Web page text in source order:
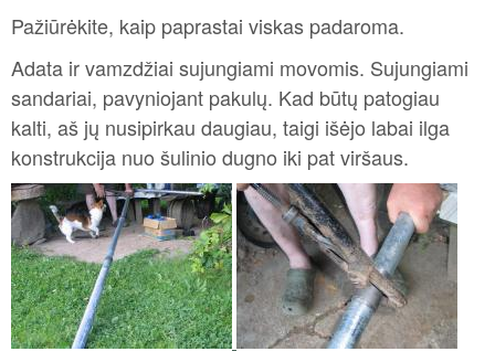
Pažiūrėkite, kaip paprastai viskas padaroma.
Adata ir vamzdžiai sujungiami movomis. Sujungiami
sandariai, pavyniojant pakulų. Kad būtų patogiau
kalti, aš jų nusipirkau daugiau, taigi išėjo labai ilga
konstrukcija nuo šulinio dugno iki pat viršaus.